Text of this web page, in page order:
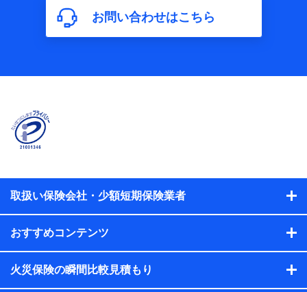
年数などの情報、ペットの種類や年齢などの情報などが含ま
れます。
【共同して利用する者の範囲】
株式会社NTTドコモ
当社又は株式会社NTTドコモが提供する保険関連サービスに
おけるユーザ登録受付および管理のため
当社又は株式会社NTTドコモと取引のあるもしくは委託を受
れらに付帯、関連する当社、株式会社NTTドコモおよび提携
会社のサービスを案内、提供するため
析して、お客さまの趣味・嗜好・傾向に応じたサービス・商
各種セミナーの開催のため
コンサルティングサービスの実施のため
お問い合わせはこちら
取扱い保険会社・少額短期保険業者
おすすめコンテンツ
火災保険の瞬間比較見積もり